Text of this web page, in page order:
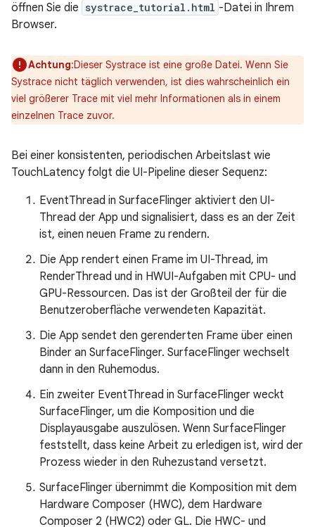
öffnen Sie die systrace_tutorial.html -Datei in Ihrem
Browser.
Achtung:Dieser Systrace ist eine große Datei. Wenn Sie
Systrace nicht täglich verwenden, ist dies wahrscheinlich ein
viel größerer Trace mit viel mehr Informationen als in einem
einzelnen Trace zuvor.
Bei einer konsistenten, periodischen Arbeitslast wie
TouchLatency folgt die UI-Pipeline dieser Sequenz:
EventThread in SurfaceFlinger aktiviert den UI-
Thread der App und signalisiert, dass es an der Zeit
ist, einen neuen Frame zu rendern.
Die App rendert einen Frame im UI-Thread, im
RenderThread und in HWUI-Aufgaben mit CPU- und
GPU-Ressourcen. Das ist der Großteil der für die
Benutzeroberfläche verwendeten Kapazität.
Die App sendet den gerenderten Frame über einen
Binder an SurfaceFlinger. SurfaceFlinger wechselt
dann in den Ruhemodus.
Ein zweiter EventThread in SurfaceFlinger weckt
SurfaceFlinger, um die Komposition und die
Displayausgabe auszulösen. Wenn SurfaceFlinger
feststellt, dass keine Arbeit zu erledigen ist, wird der
Prozess wieder in den Ruhezustand versetzt.
SurfaceFlinger übernimmt die Komposition mit dem
Hardware Composer (HWC), dem Hardware
Composer 2 (HWC2) oder GL. Die HWC- und